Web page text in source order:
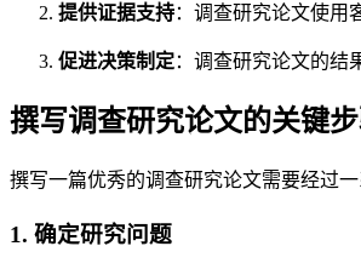
提供证据支持：调查研究论文使用
促进决策制定：调查研究论文的结
撰写调查研究论文的关键
撰写一篇优秀的调查研究论文需要经过
1. 确定研究问题